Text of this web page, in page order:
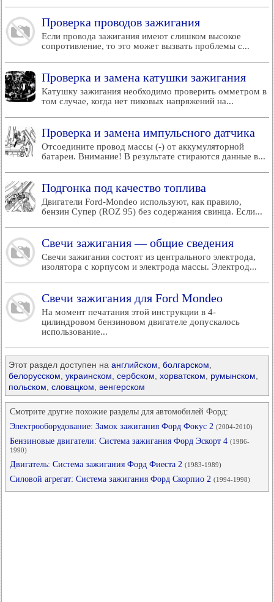
Проверка проводов зажигания
Если провода зажигания имеют слишком высокое
сопротивление, то это может вызвать проблемы с...
Проверка и замена катушки зажигания
Катушку зажигания необходимо проверить омметром в
том случае, когда нет пиковых напряжений на...
Проверка и замена импульсного датчика
Отсоедините провод массы (-) от аккумуляторной
батареи. Внимание! В результате стираются данные в...
Подгонка под качество топлива
Двигатели Ford-Mondeo используют, как правило,
бензин Супер (ROZ 95) без содержания свинца. Если...
Свечи зажигания — общие сведения
Свечи зажигания состоят из центрального электрода,
изолятора с корпусом и электрода массы. Электрод...
Свечи зажигания для Ford Mondeo
На момент печатания этой инструкции в 4-
цилиндровом бензиновом двигателе допускалось
использование...
Этот раздел доступен на английском болгарском
белорусском украинском сербском хорватском румынском
польском словацком венгерском
Смотрите другие похожие разделы для автомобилей Форд:
Электрооборудование: Замок зажигания Форд Фокус 2 (2004-2010)
Бензиновые двигатели: Система зажигания Форд Эскорт 4 (1986-
1990)
Двигатель: Система зажигания Форд Фиеста 2 (1983-1989)
Силовой агрегат: Система зажигания Форд Скорпио 2 (1994-1998)